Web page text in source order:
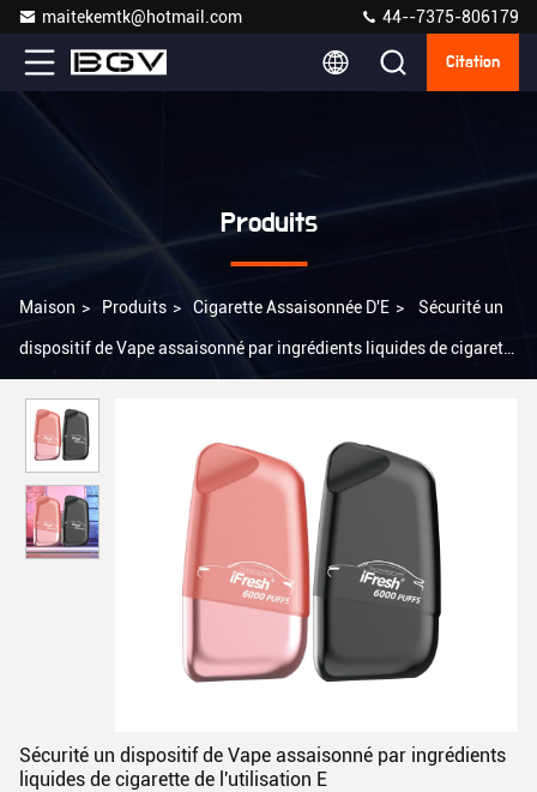
maitekemtk@hotmail.com 44--7375-806179
Citation
Produits
Maison > Produits > Cigarette Assaisonnée D'E > Sécurité un
dispositif de Vape assaisonné par ingrédients liquides de cigarette
Sécurité un dispositif de Vape assaisonné par ingrédients
liquides de cigarette de l'utilisation E